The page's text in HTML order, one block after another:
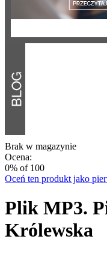
Brak w magazynie
Ocena:
0% of 100
Oceń ten produkt jako
Plik MP3.
Królewska